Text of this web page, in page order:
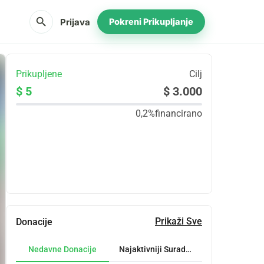
search Prijava Pokreni Prikupljanje
Prikupljene Cilj
$ 5 $ 3.000
0,2%financirano
Donacije Prikaži Sve
Nedavne Donacije Najaktivniji Suradnici